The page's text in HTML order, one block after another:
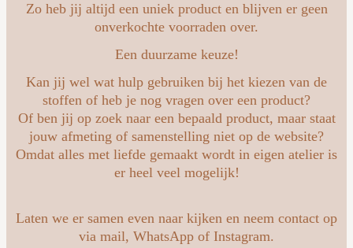
Zo heb jij altijd een uniek product en blijven er geen
onverkochte voorraden over.
Een duurzame keuze!
Kan jij wel wat hulp gebruiken bij het kiezen van de
stoffen of heb je nog vragen over een product?
Of ben jij op zoek naar een bepaald product, maar staat
jouw afmeting of samenstelling niet op de website?
Omdat alles met liefde gemaakt wordt in eigen atelier is
er heel veel mogelijk!
Laten we er samen even naar kijken en neem contact op
via mail, WhatsApp of Instagram.